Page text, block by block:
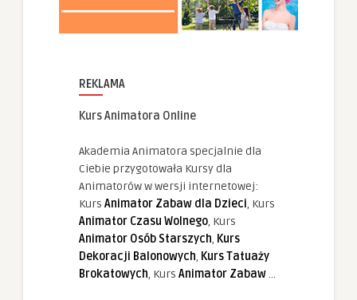
REKLAMA
Kurs Animatora Online
Akademia Animatora specjalnie dla
Ciebie przygotowała Kursy dla
Animatorów w wersji internetowej:
Kurs Animator Zabaw dla Dzieci, Kurs
Animator Czasu Wolnego, Kurs
Animator Osób Starszych, Kurs
Dekoracji Balonowych, Kurs Tatuaży
Brokatowych, Kurs Animator Zabaw...